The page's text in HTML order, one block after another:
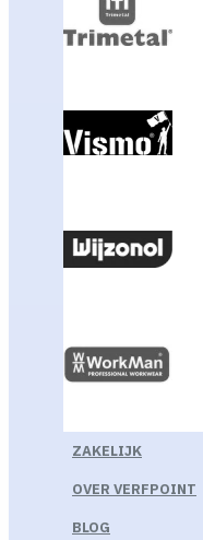
ZAKELIJK
OVER VERFPOINT
BLOG